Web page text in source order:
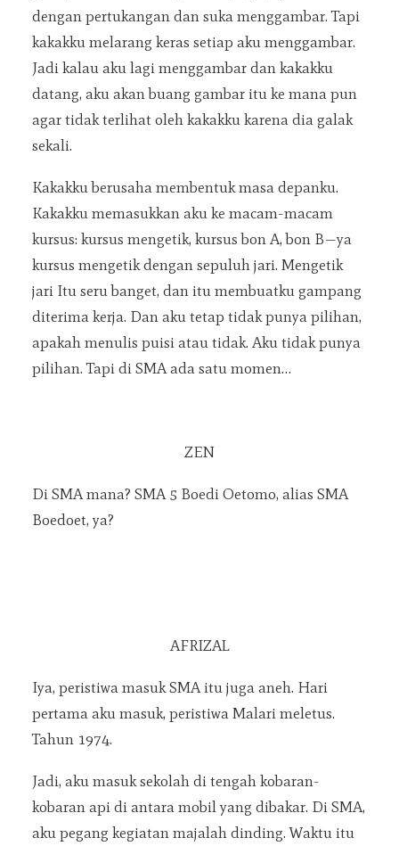
dengan pertukangan dan suka menggambar. Tapi
kakakku melarang keras setiap aku menggambar.
Jadi kalau aku lagi menggambar dan kakakku
datang, aku akan buang gambar itu ke mana pun
agar tidak terlihat oleh kakakku karena dia galak
sekali.
Kakakku berusaha membentuk masa depanku.
Kakakku memasukkan aku ke macam-macam
kursus: kursus mengetik, kursus bon A, bon B—ya
kursus mengetik dengan sepuluh jari. Mengetik
jari Itu seru banget, dan itu membuatku gampang
diterima kerja. Dan aku tetap tidak punya pilihan,
apakah menulis puisi atau tidak. Aku tidak punya
pilihan. Tapi di SMA ada satu momen…
ZEN
Di SMA mana? SMA 5 Boedi Oetomo, alias SMA
Boedoet, ya?
AFRIZAL
Iya, peristiwa masuk SMA itu juga aneh. Hari
pertama aku masuk, peristiwa Malari meletus.
Tahun 1974.
Jadi, aku masuk sekolah di tengah kobaran-
kobaran api di antara mobil yang dibakar. Di SMA,
aku pegang kegiatan majalah dinding. Waktu itu